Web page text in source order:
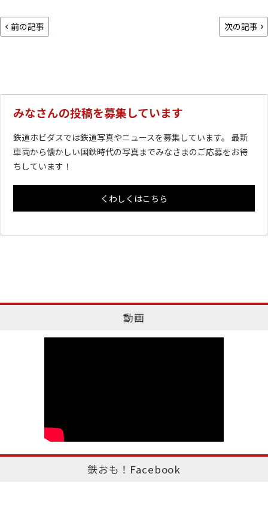
前の記事 次の記事
みなさんの投稿を募集しています
鉄道ホビダスでは鉄道写真やニュースを募集しています。 最新
車両から懐かしい国鉄時代の写真までみなさまのご応募をお待
ちしています！
くわしくはこちら
動画
鉄おも！Facebook